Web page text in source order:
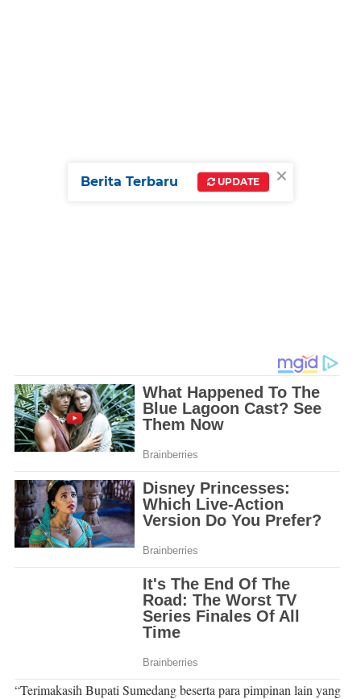
“Terimakasih Bupati Sumedang beserta para pimpinan lain yang
×
Berita Terbaru UPDATE